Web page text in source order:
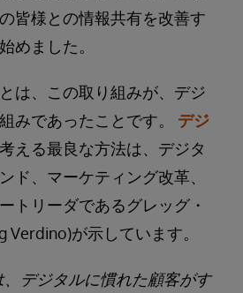
皆様との情報共有を改善す
めました。
は、この取り組みが、デジ
みであったことです。 デジ
える最良な方法は、デジタ
ド、マーケティング改革、
トリーダであるグレッグ・
Verdino)が示しています。
デジタルに慣れた顧客がす